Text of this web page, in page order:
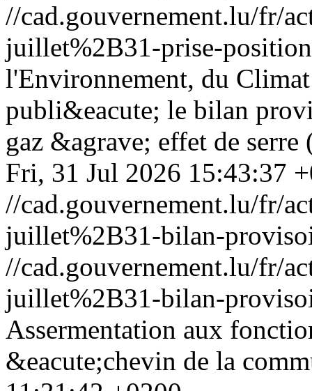
//cad.gouvernement.lu/fr/
juillet%2B31-prise-
l'Environnement, du
publi&eacute; le bilan
gaz &agrave; effet de
Fri, 31 Jul 2026 15:43:37
//cad.gouvernement.lu/fr/
juillet%2B31-bilan-
//cad.gouvernement.lu/fr/
juillet%2B31-bilan-
Assermentation aux
&eacute;chevin de la